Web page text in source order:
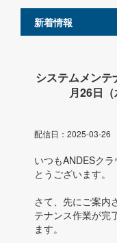
新着情報
システムメンテ
月26日
配信日：2025-03-26
いつもANDESク
とうございます。
さて、先にご案内
テナンス作業が完
ます。